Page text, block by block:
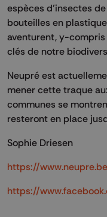
espèces d’insectes
bouteilles en
aventurent, y-
clés de notre
Neupré est
mener cette traque
communes se
resteront en place
Sophie Driesen
https://
https://